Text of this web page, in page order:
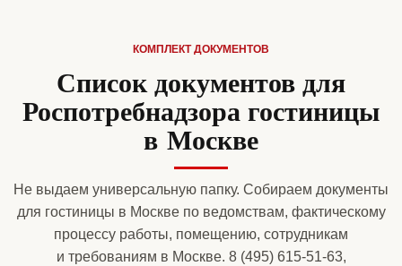
КОМПЛЕКТ ДОКУМЕНТОВ
Список документов для
Роспотребнадзора гостиницы
в Москве
Не выдаем универсальную папку. Собираем документы
для гостиницы в Москве по ведомствам, фактическому
процессу работы, помещению, сотрудникам
и требованиям в Москве. 8 (495) 615-51-63,